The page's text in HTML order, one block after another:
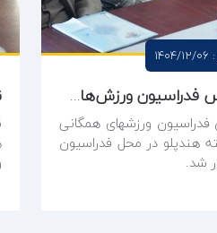
نشست مشترک رییس فدراسیون ورزش‌های همگانی با رییس کمیته هندپلو از مرور برنامه ها تا اهدای احکام
ورزشهای همگانی
هندپلو در محل فدراسیون
شد.